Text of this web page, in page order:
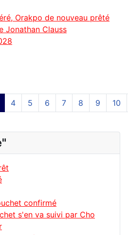
Orakpo de nouveau prêté
Jonathan Clauss
4 5 6 7 8 9 10
confirmé
s'en va suivi par Cho